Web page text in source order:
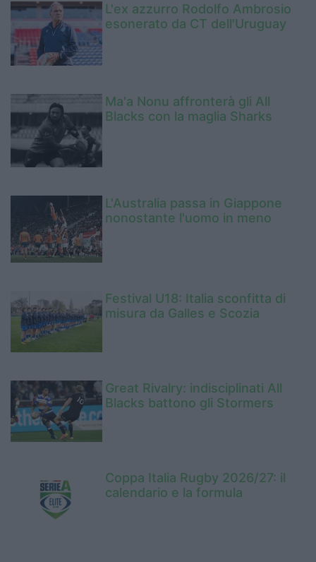
L'ex azzurro Rodolfo Ambrosio
esonerato da CT dell'Uruguay
Ma'a Nonu affronterà gli All
Blacks con la maglia Sharks
L'Australia passa in Giappone
nonostante l'uomo in meno
Festival U18: Italia sconfitta di
misura da Galles e Scozia
Great Rivalry: indisciplinati All
Blacks battono gli Stormers
Coppa Italia Rugby 2026/27: il
calendario e la formula